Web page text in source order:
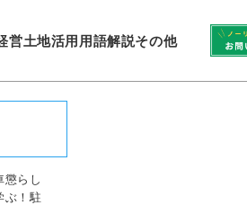
営土地活用 用語解説その他
懲らし
ぶ！駐